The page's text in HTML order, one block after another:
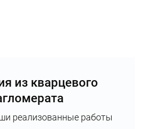
из кварцевого
реализованные работы